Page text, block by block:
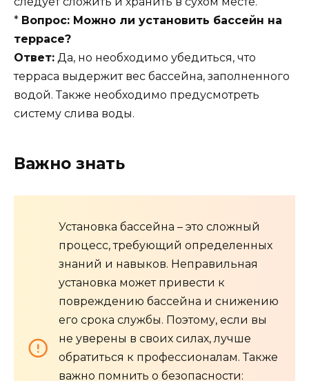
* Вопрос: Можно ли установить бассейн на
террасе?
Ответ: Да, но необходимо убедиться, что
терраса выдержит вес бассейна, заполненного
водой. Также необходимо предусмотреть
систему слива воды.
Важно знать
Установка бассейна – это сложный
процесс, требующий определенных
знаний и навыков. Неправильная
установка может привести к
повреждению бассейна и снижению
его срока службы. Поэтому, если вы
не уверены в своих силах, лучше
обратиться к профессионалам. Также
важно помнить о безопасности: